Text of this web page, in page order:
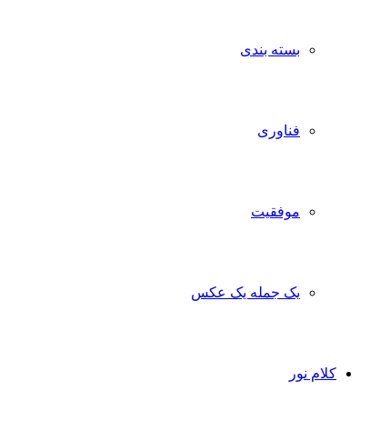
بسته بندی
فناوری
موفقیت
یک جمله یک عکس
کلام نور